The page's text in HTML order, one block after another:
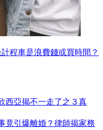
程車是浪費錢或買時間？
西亞揭不一走了之３真
竟引爆離婚？律師揭家務